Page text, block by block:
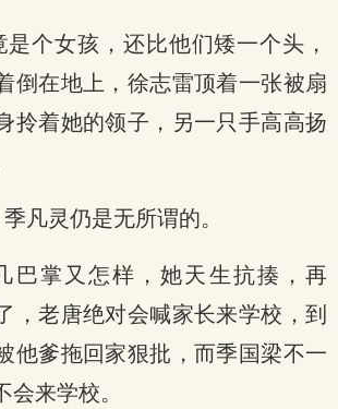
是个女孩，还比他们矮一个头，
倒在地上，徐志雷顶着一张被扇
拎着她的领子，另一只手高高扬
凡灵仍是无所谓的。
巴掌又怎样，她天生抗揍，再
，老唐绝对会喊家长来学校，到
他爹拖回家狠批，而季国梁不一
来学校。